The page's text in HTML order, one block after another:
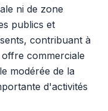
ni de zone
publics et
contribuant à
commerciale
modérée de la
d'activités